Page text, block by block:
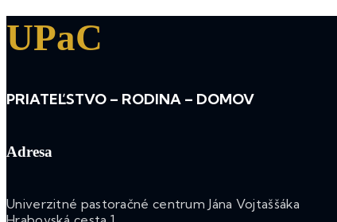
UPaC
PRIATEĽSTVO – RODINA – DOMOV
Adresa
Univerzitné pastoračné centrum Jána Vojtaššáka